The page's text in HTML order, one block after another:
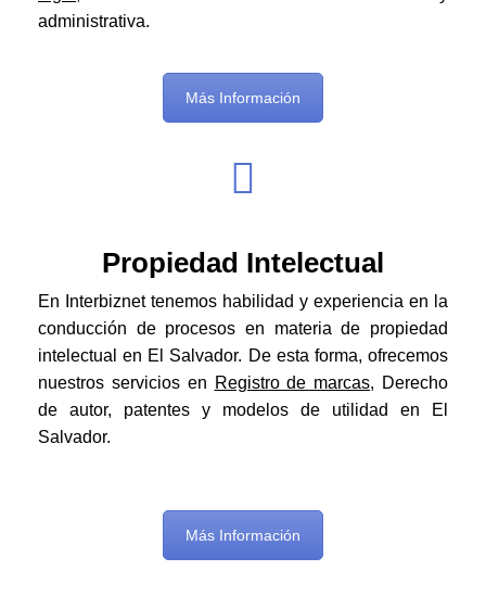
administrativa.
Más Información
Propiedad Intelectual
En Interbiznet tenemos habilidad y experiencia en la
conducción de procesos en materia de propiedad
intelectual en El Salvador. De esta forma, ofrecemos
nuestros servicios en Registro de marcas, Derecho
de autor, patentes y modelos de utilidad en El
Salvador.
Más Información